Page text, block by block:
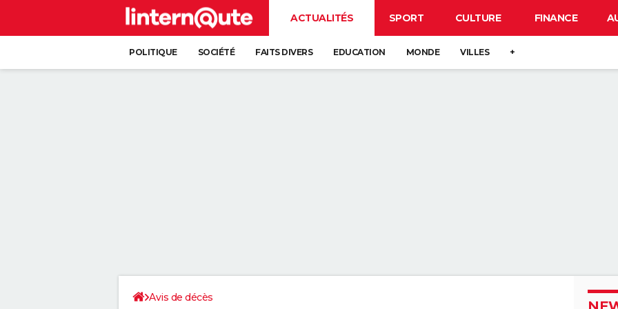
ACTUALITÉS SPORT CULTURE FINANCE
POLITIQUE SOCIÉTÉ FAITS DIVERS EDUCATION MONDE VILLES +
Avis de décès